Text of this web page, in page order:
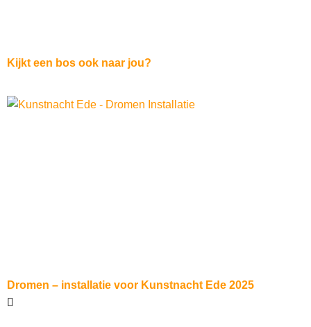
Kijkt een bos ook naar jou?
Dromen – installatie voor Kunstnacht Ede 2025